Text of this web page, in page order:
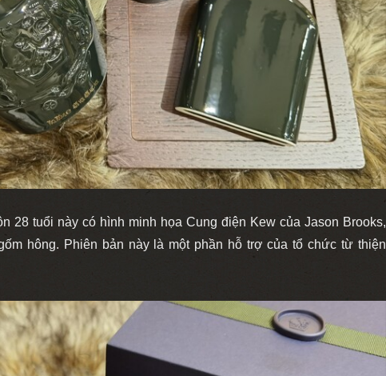
28 tuổi này có hình minh họa Cung điện Kew của Jason Brooks,
hông. Phiên bản này là một phần hỗ trợ của tổ chức từ thiện